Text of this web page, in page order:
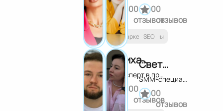
00
отзывов
Маркетплейсы
00
отзывов
SEO
Михаил Полищук
Эксперт в продажах онлайн-продуктов, курсов
00
отзывов
Светлана Блудова
SMM-специалист
00
отзывов